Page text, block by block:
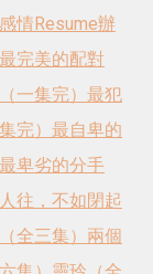
情Resume辦
最完美的配對
一集完） 最犯
完） 最自卑的
最卑劣的分手
往，不如閉起
全三集） 兩個